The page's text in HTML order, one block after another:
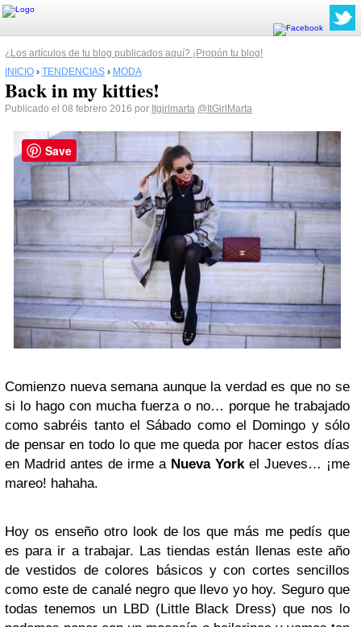
¿Los artículos de tu blog publicados aquí? ¡Propón tu blog!
INICIO › TENDENCIAS › MODA
Back in my kitties!
Publicado el 08 febrero 2016 por Itgirlmarta @ItGirlMarta
Comienzo nueva semana aunque la verdad es que no se
si lo hago con mucha fuerza o no… porque he trabajado
como sabréis tanto el Sábado como el Domingo y sólo
de pensar en todo lo que me queda por hacer estos días
en Madrid antes de irme a Nueva Yorkel Jueves… ¡me
mareo! hahaha.
Hoy os enseño otro look de los que más me pedís que
es para ir a trabajar. Las tiendas están llenas este año
de vestidos de colores básicos y con cortes sencillos
como este de canalé negro que llevo yo hoy. Seguro que
todas tenemos un LBD (Little Black Dress) que nos lo
Save